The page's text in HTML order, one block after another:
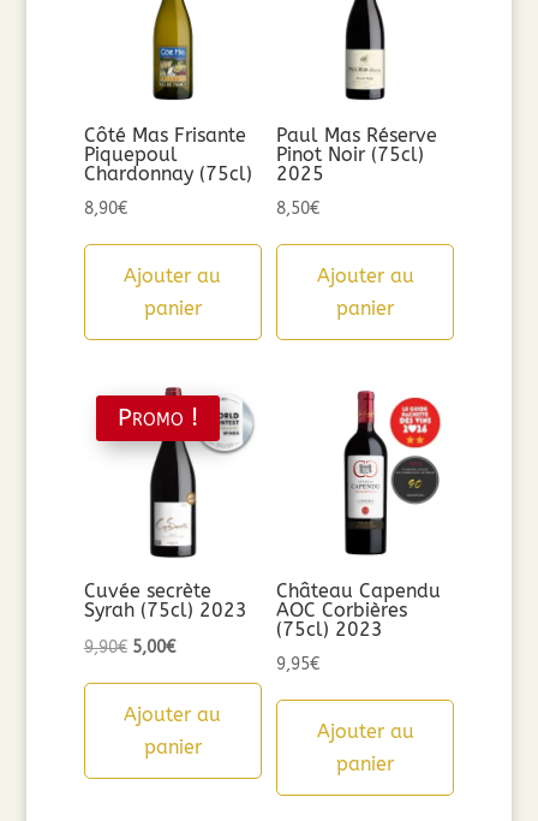
Côté Mas Frisante
Piquepoul
Chardonnay (75cl)
8,90€
Ajouter au
panier
Paul Mas Réserve
Pinot Noir (75cl)
2025
8,50€
Ajouter au
panier
Promo !
Cuvée secrète
Syrah (75cl) 2023
9,90€ Le
initial
était :
5,00€Le
actuel
est :
Ajouter au
panier
Château Capendu
AOC Corbières
(75cl) 2023
9,95€
Ajouter au
panier